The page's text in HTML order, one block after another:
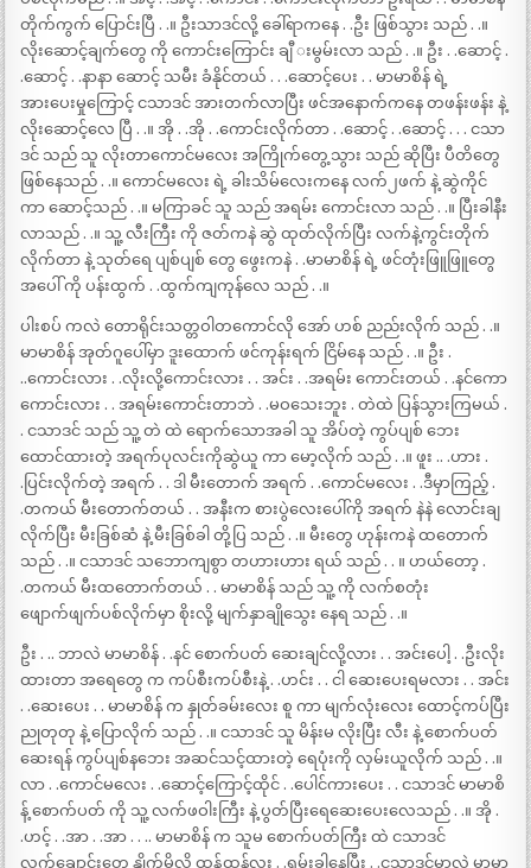
တိုက်ကွက် ပြောင်းပြီ . .။ ဦးသာဒင်လို့ ခေါ်ရာကနေ . .ဦး ဖြစ်သွား သည် . .။
လိုးဆောင့်ချက်တွေ ကို ကောင်းကြောင်း ချီ းမွမ်းလာ သည် . .။ ဦး . .ဆောင့် .
.ဆောင့် . .နာနာ ဆောင့် သမီး ခံနိုင်တယ် . . .ဆောင့်ပေး . . မာမာစိန် ရဲ့
အားပေးမှုကြောင့် ငသာဒင် အားတက်လာပြီး ဖင်အနောက်ကနေ တဖန်းဖန်း နဲ့
လိုးဆောင့်လေ ပြီ . .။ အို . .အို . .ကောင်းလိုက်တာ . .ဆောင့် . .ဆောင့် . . . ငသာ
ဒင် သည် သူ လိုးတာကောင်မလေး အကြိုက်တွေ့သွား သည် ဆိုပြီး ပီတိတွေ
ဖြစ်နေသည် . .။ ကောင်မလေး ရဲ့ ခါးသိမ်လေးကနေ လက်၂ဖက် နဲ့ ဆွဲကိုင်
ကာ ဆောင့်သည် . .။ မကြာခင် သူ သည် အရမ်း ကောင်းလာ သည် . .။ ပြီးခါနီး
လာသည် . .။ သူ့ လီးကြီး ကို ဇတ်ကနဲ ဆွဲ ထုတ်လိုက်ပြီး လက်နဲ့ကွင်းတိုက်
လိုက်တာ နဲ့ သုတ်ရေ ပျစ်ပျစ် တွေ ဖွေးကနဲ . .မာမာစိန် ရဲ့ ဖင်တုံးဖြူဖြူတွေ
အပေါ် ကို ပန်းထွက် . .ထွက်ကျကုန်လေ သည် . .။
ပါးစပ် ကလဲ တောရိုင်းသတ္တဝါတကောင်လို အော် ဟစ် ညည်းလိုက် သည် . .။
မာမာစိန် အုတ်ဂူပေါ်မှာ ဒူးထောက် ဖင်ကုန်းရက် ငြိမ်နေ သည် . .။ ဦး .
..ကောင်းလား . .လိုးလို့ကောင်းလား . . အင်း . .အရမ်း ကောင်းတယ် . .နင်ကော
ကောင်းလား . . အရမ်းကောင်းတာဘဲ . .မဝသေးဘူး . တဲထဲ ပြန်သွားကြမယ် .
. ငသာဒင် သည် သူ့ တဲ ထဲ ရောက်သောအခါ သူ အိပ်တဲ့ ကွပ်ပျစ် ဘေး
ထောင်ထားတဲ့ အရက်ပုလင်းကိုဆွဲယူ ကာ မော့လိုက် သည် . .။ ဖူး .. .ဟား .
.ပြင်းလိုက်တဲ့ အရက် . . ဒါ မီးတောက် အရက် . .ကောင်မလေး . .ဒီမှာကြည့် .
.တကယ် မီးတောက်တယ် . . အနီးက စားပွဲလေးပေါ်ကို အရက် နဲနဲ လောင်းချ
လိုက်ပြီး မီးခြစ်ဆံ နဲ့ မီးခြစ်ခါ တို့ပြ သည် . .။ မီးတွေ ဟုန်းကနဲ ထတောက်
သည် . .။ ငသာဒင် သဘောကျစွာ တဟားဟား ရယ် သည် . . ။ ဟယ်တော့ .
.တကယ် မီးထတောက်တယ် . . မာမာစိန် သည် သူ့ ကို လက်စတုံး
ဖျောက်ဖျက်ပစ်လိုက်မှာ စိုးလို့ မျက်နှာချိုသွေး နေရ သည် . .။
ဦး . .. ဘာလဲ မာမာစိန် . .နင် စောက်ပတ် ဆေးချင်လို့လား . . အင်းပေါ့ . .ဦးလိုး
ထားတာ အရေတွေ က ကပ်စီးကပ်စီးနဲ့ . .ဟင်း . . ငါ ဆေးပေးရမလား . . အင်း
. .ဆေးပေး . . မာမာစိန် က နှုတ်ခမ်းလေး စူ ကာ မျက်လုံးလေး ထောင့်ကပ်ပြီး
ညုတုတု နဲ့ ပြောလိုက် သည် . .။ ငသာဒင် သူ မိန်းမ လိုးပြီး လီး နဲ့ စောက်ပတ်
ဆေးရန် ကွပ်ပျစ်နဘေး အဆင်သင့်ထားတဲ့ ရေပုံးကို လှမ်းယူလိုက် သည် . .။
လာ . .ကောင်မလေး . .ဆောင့်ကြောင့်ထိုင် . .ပေါင်ကားပေး . . ငသာဒင် မာမာစိ
န့် စောက်ပတ် ကို သူ့ လက်ဖဝါးကြီး နဲ့ ပွတ်ပြီးရေဆေးပေးလေသည် . .။ အို .
.ဟင့် . .အာ . .အာ . . .. မာမာစိန် က သူမ စောက်ပတ်ကြီး ထဲ ငသာဒင်
လက်ချောင်းတွေ နှိုက်မိလို့ ထွန့်ထွန့်လူး . .ရမ်းခါနေပြီး . .ငသာဒင်မှာလဲ မာမာ